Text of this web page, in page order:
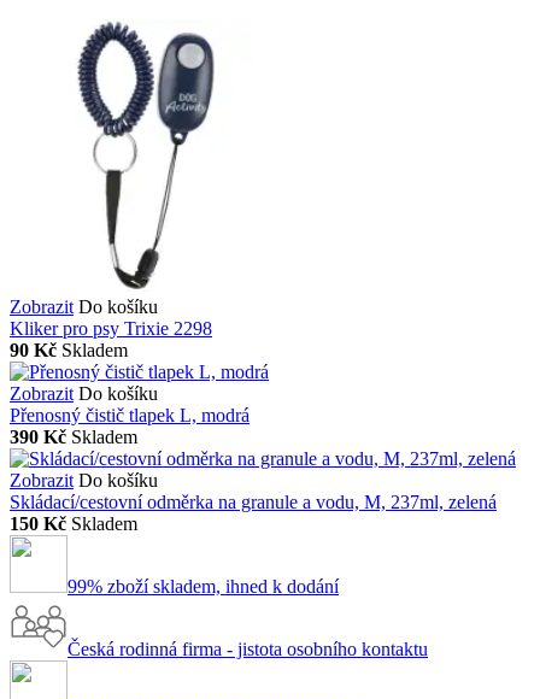
Zobrazit Do košíku
Kliker pro psy Trixie 2298
90 Kč Skladem
Zobrazit Do košíku
Přenosný čistič tlapek L, modrá
390 Kč Skladem
Zobrazit Do košíku
Skládací/cestovní odměrka na granule a vodu, M, 237ml, zelená
150 Kč Skladem
99% zboží skladem, ihned k dodání
Česká rodinná firma - jistota osobního kontaktu